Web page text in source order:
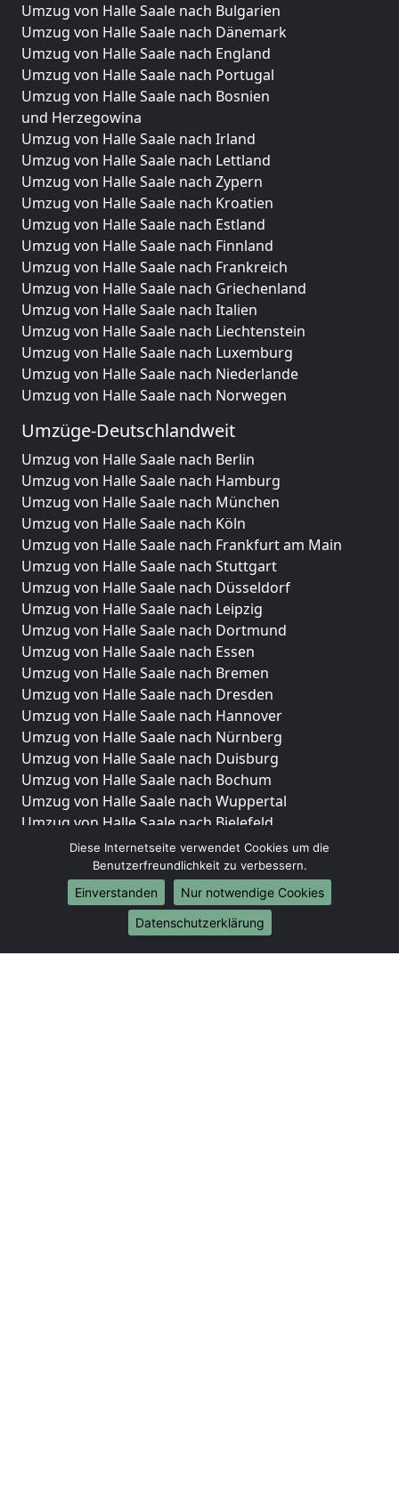
Umzug von Halle Saale nach Bulgarien
Umzug von Halle Saale nach Dänemark
Umzug von Halle Saale nach England
Umzug von Halle Saale nach Portugal
Umzug von Halle Saale nach Bosnien
und Herzegowina
Umzug von Halle Saale nach Irland
Umzug von Halle Saale nach Lettland
Umzug von Halle Saale nach Zypern
Umzug von Halle Saale nach Kroatien
Umzug von Halle Saale nach Estland
Umzug von Halle Saale nach Finnland
Umzug von Halle Saale nach Frankreich
Umzug von Halle Saale nach Griechenland
Umzug von Halle Saale nach Italien
Umzug von Halle Saale nach Liechtenstein
Umzug von Halle Saale nach Luxemburg
Umzug von Halle Saale nach Niederlande
Umzug von Halle Saale nach Norwegen
Umzüge-Deutschlandweit
Umzug von Halle Saale nach Berlin
Umzug von Halle Saale nach Hamburg
Umzug von Halle Saale nach München
Umzug von Halle Saale nach Köln
Umzug von Halle Saale nach Frankfurt am Main
Umzug von Halle Saale nach Stuttgart
Umzug von Halle Saale nach Düsseldorf
Umzug von Halle Saale nach Leipzig
Umzug von Halle Saale nach Dortmund
Umzug von Halle Saale nach Essen
Umzug von Halle Saale nach Bremen
Umzug von Halle Saale nach Dresden
Umzug von Halle Saale nach Hannover
Umzug von Halle Saale nach Nürnberg
Umzug von Halle Saale nach Duisburg
Umzug von Halle Saale nach Bochum
Umzug von Halle Saale nach Wuppertal
Umzug von Halle Saale nach Bielefeld
Umzug von Halle Saale nach Bonn
Umzug von Halle Saale nach Münster
Internationale-Umzüge
Umzug von Halle Saale nach Brasilien
Umzug von Halle Saale nach Brunei Darussalam
Diese Internetseite verwendet Cookies um die
Benutzerfreundlichkeit zu verbessern.
Einverstanden
Nur notwendige Cookies
Datenschutzerklärung